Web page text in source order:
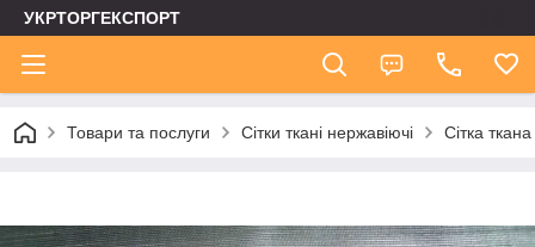
УКРТОРГЕКСПОРТ
Товари та послуги Сітки ткані нержавіючі Сітка